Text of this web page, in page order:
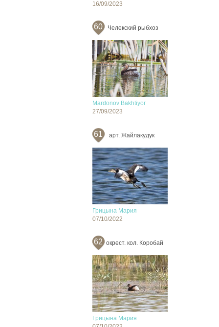
16/09/2023
60 Челекский рыбхоз
Mardonov Bakhtiyor
27/09/2023
61 арт. Жайлакудук
Грицына Мария
07/10/2022
62 окрест. кол. Коробай
Грицына Мария